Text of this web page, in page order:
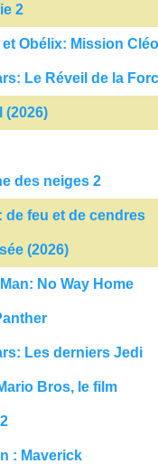
2
Obélix: Mission
Le Réveil de la
(2026)
des neiges 2
de feu et de cendres
(2026)
No Way Home
Les derniers Jedi
Bros, le film
: Maverick